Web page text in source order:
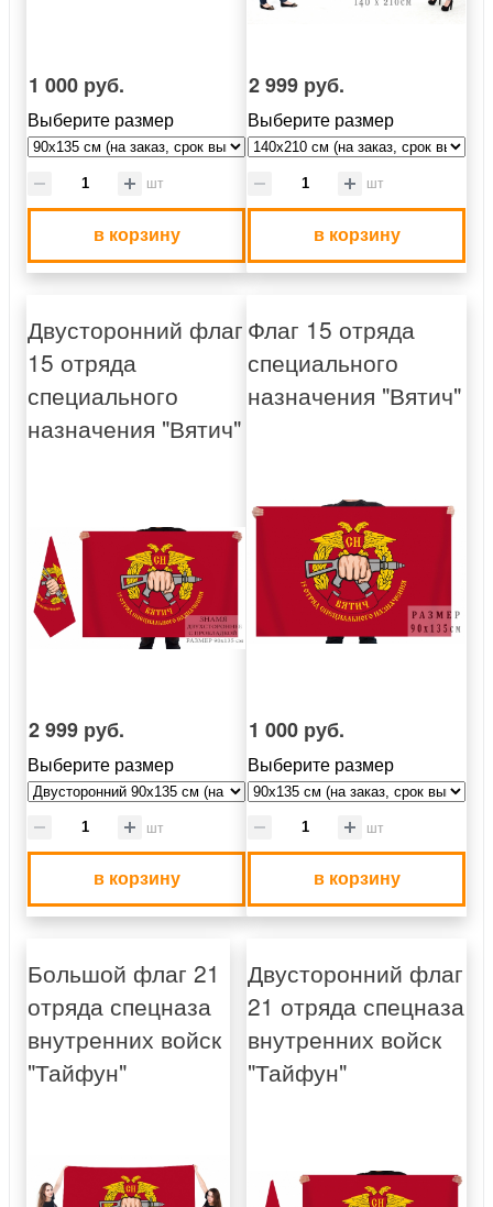
1 000 руб.
Выберите размер
шт
в корзину
2 999 руб.
Выберите размер
шт
в корзину
Двусторонний флаг
15 отряда
специального
назначения "Вятич"
2 999 руб.
Выберите размер
шт
в корзину
Флаг 15 отряда
специального
назначения "Вятич"
1 000 руб.
Выберите размер
шт
в корзину
Большой флаг 21
отряда спецназа
внутренних войск
"Тайфун"
Двусторонний флаг
21 отряда спецназа
внутренних войск
"Тайфун"